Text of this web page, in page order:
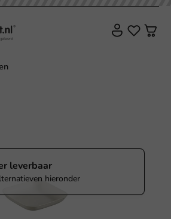
leverbaar
hieronder